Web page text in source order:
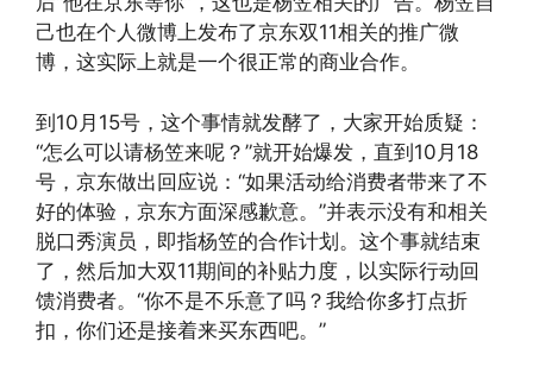
己也在个人微博上发布了京东双11相关的推广微
博，这实际上就是一个很正常的商业合作。
到10月15号，这个事情就发酵了，大家开始质疑：
“怎么可以请杨笠来呢？”就开始爆发，直到10月18
号，京东做出回应说：“如果活动给消费者带来了不
好的体验，京东方面深感歉意。”并表示没有和相关
脱口秀演员，即指杨笠的合作计划。这个事就结束
了，然后加大双11期间的补贴力度，以实际行动回
馈消费者。“你不是不乐意了吗？我给你多打点折
扣，你们还是接着来买东西吧。”